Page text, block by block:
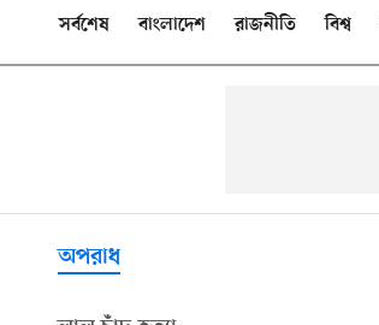
সর্বশেষ বাংলাদেশ রাজনীতি বিশ্ব
অপরাধ